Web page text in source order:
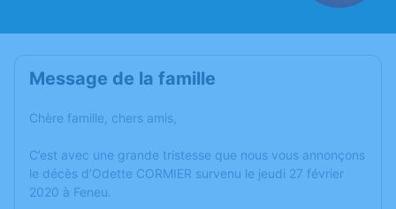
Message de la famille
Chère famille, chers amis,
C’est avec une grande tristesse que nous vous annonçons
le décès d’Odette CORMIER survenu le jeudi 27 février
2020 à Feneu.